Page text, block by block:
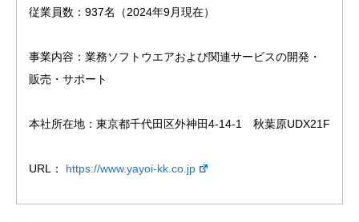
従業員数：937名（2024年9月現在）
事業内容：業務ソフトウエアおよび関連サービスの開発・
販売・サポート
本社所在地：東京都千代田区外神田4-14-1　秋葉原UDX21F
URL： https://www.yayoi-kk.co.jp